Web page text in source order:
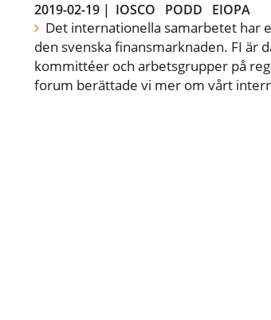
2019-02-19| IOSCO PODD EIOPA
Det internationella samarbetet har
den svenska finansmarknaden. FI är
kommittéer och arbetsgrupper på
forum berättade vi mer om vårt